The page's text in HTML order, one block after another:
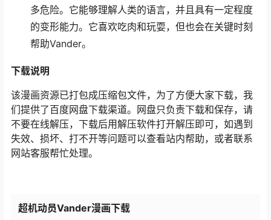
多危险。它能够理解人类的语言，并且具有一定程度
的变形能力。它喜欢吃肉和玩耍，但也会在关键时刻
帮助Vander。
下载说明
该漫画资源已打包成压缩包文件，为了方便大家下载，我
们提供了百度网盘下载渠道。网盘只负责下载和保存，请
不要在线解压，下载后用解压软件打开解压即可，如遇到
失效、损坏、打不开等问题可以查看站内帮助，或者联系
网站客服帮忙处理。
超机动员Vander漫画下载